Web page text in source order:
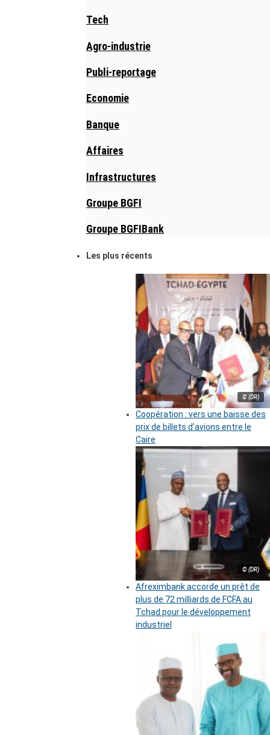
Tech
Agro-industrie
Publi-reportage
Economie
Banque
Affaires
Infrastructures
Groupe BGFI
Groupe BGFIBank
Les plus récents
© (DR)
Coopération : vers une baisse des
prix de billets d’avions entre le
Caire
© (DR)
Afreximbank accorde un prêt de
plus de 72 milliards de FCFA au
Tchad pour le développement
industriel